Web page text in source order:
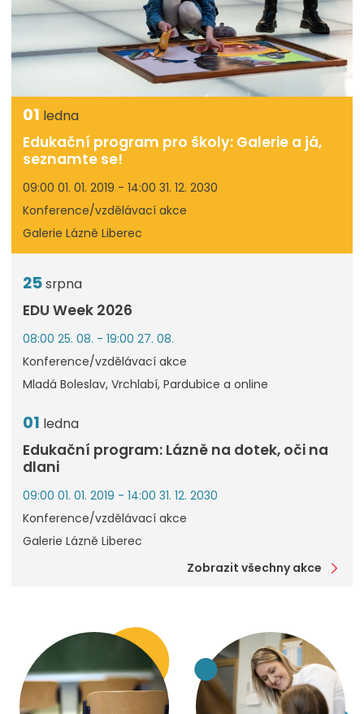
01 ledna
Edukační program pro školy: Galerie a já,
seznamte se!
09:00 01. 01. 2019 - 14:00 31. 12. 2030
Konference/vzdělávací akce
Galerie Lázně Liberec
25srpna
EDU Week 2026
08:00 25. 08. - 19:00 27. 08.
Konference/vzdělávací akce
Mladá Boleslav, Vrchlabí, Pardubice a online
01 ledna
Edukační program: Lázně na dotek, oči na
dlani
09:00 01. 01. 2019 - 14:00 31. 12. 2030
Konference/vzdělávací akce
Galerie Lázně Liberec
Zobrazit všechny akce